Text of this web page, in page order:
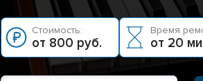
Стоимость:
от 800 руб.
Время
от 20